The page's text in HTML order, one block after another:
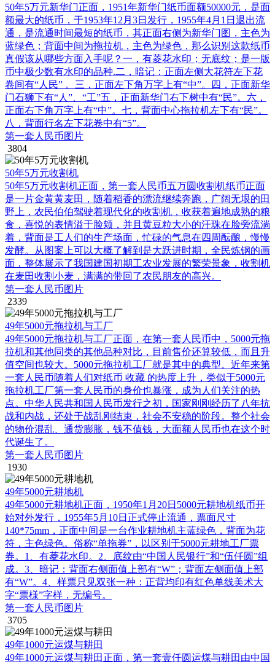
50年5万元新华门正面，1951年新华门纸币面额50000元，是面
额最大的纸币，于1953年12月3日发行，1955年4月1日退出流
通，是流通时间最短的纸币，其正面右侧为新华门图，主色为
蓝绿色；背面中间为拖拉机，主色为绿色，那么识别这款纸币
真假该从哪些方面入手呢？一，有菱花水印；无底纹；是一版
币中极少数有水印的品种.二，暗记：正面左侧大花符左下花
卷间有“人民” 。三，正面左下角万字上有“中”。四，正面新华
门石狮下有“人”、“工”五，正面新华门右下树中有“民”。六，
正面右下角万字上有“中”。七，背面中心拖拉机左下有“民”。
八，背面行名左下花卷中有“5”。
第一套人民币图片
3804
50年5万元收割机
50年5万元收割机正面，第一套人民币五万圆收割机纸币正面
是一片金黄黄麦田，随着稻香的漂流继续奔跑，广阔无垠的田
野上，农民伯伯驾驶着现代化的收割机，收获着遍地成熟的粮
食，喜悦的表情溢于脸颊，并且黄豆粒大小的汗珠在脸旁流淌
着，背面是工人们的生产场面，忙碌的气息在四周酝酿，慢慢
发酵。从图案上可以大概了解到是大跃进时期，全民炼钢的画
面，整体展示了我国建国初期工农业发展的繁荣景象，收割机
在麦田收割小麦，满满的带回了农民朋友的高兴。
第一套人民币图片
2339
49年5000元拖拉机与工厂
49年5000元拖拉机与工厂正面，在第一套人民币中，5000元拖
拉机和其他同类的其他品种对比，目前售价还算较低，而且升
值空间也较大。5000元拖拉机工厂就是其中的典型。近年来第
一套人民币随着人们对纸币 收藏 的热度上升，类似于5000元
拖拉机工厂第一套人民币的身价也暴涨，成为人们关注的热
点。中华人民共和国人民币发行之初，国家刚刚经历了八年抗
战和内战，还处于战乱刚结束，社会不安稳的阶段。整个社会
的物价混乱、通货膨胀，钱不值钱，大面额人民币也在这个时
代诞生了。
第一套人民币图片
1930
49年5000元耕地机
49年5000元耕地机正面，1950年1月20日5000元耕地机纸币开
始对外发行，1955年5月10日正式停止流通，票面尺寸
140*75mm，正面中间是一台作业耕地机主蓝绿色，背面为花
符，主色绿色。俗称“单拖券”，以区别于5000元耕地工厂票
券。1、有菱花水印。2、底纹由“中国人民银行”和“伍仟圆”组
成。3、暗记：背面右侧面值上部有“W”；背面左侧面值上部
有“W”。4、样票只见双张一种：正背均印有红色单线美术大
字“票様”字样，无编号。
第一套人民币图片
3705
49年1000元运煤与耕田
49年1000元运煤与耕田正面，第一套壹仟圆运煤与耕田由中国